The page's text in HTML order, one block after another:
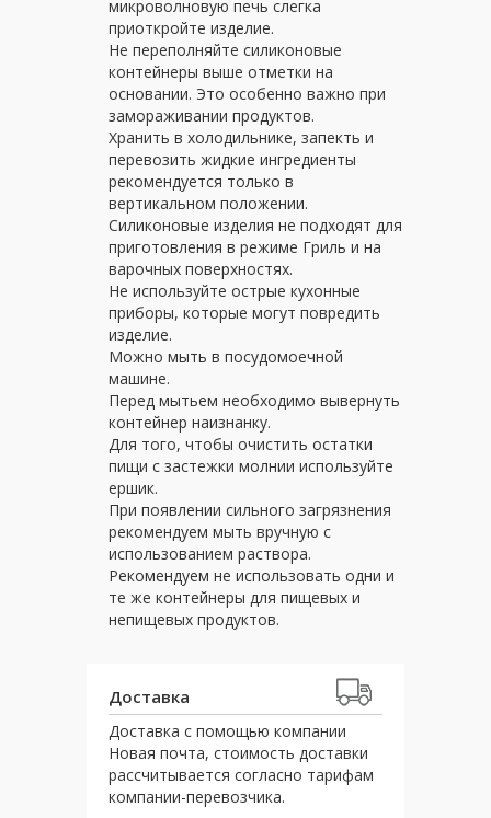
микроволновую печь слегка
приоткройте изделие.
Не переполняйте силиконовые
контейнеры выше отметки на
основании. Это особенно важно при
замораживании продуктов.
Хранить в холодильнике, запекть и
перевозить жидкие ингредиенты
рекомендуется только в
вертикальном положении.
Силиконовые изделия не подходят для
приготовления в режиме Гриль и на
варочных поверхностях.
Не используйте острые кухонные
приборы, которые могут повредить
изделие.
Можно мыть в посудомоечной
машине.
Перед мытьем необходимо вывернуть
контейнер наизнанку.
Для того, чтобы очистить остатки
пищи с застежки молнии используйте
ершик.
При появлении сильного загрязнения
рекомендуем мыть вручную с
использованием раствора.
Рекомендуем не использовать одни и
те же контейнеры для пищевых и
непищевых продуктов.
Доставка
Доставка с помощью компании
Новая почта, стоимость доставки
рассчитывается согласно тарифам
компании-перевозчика.